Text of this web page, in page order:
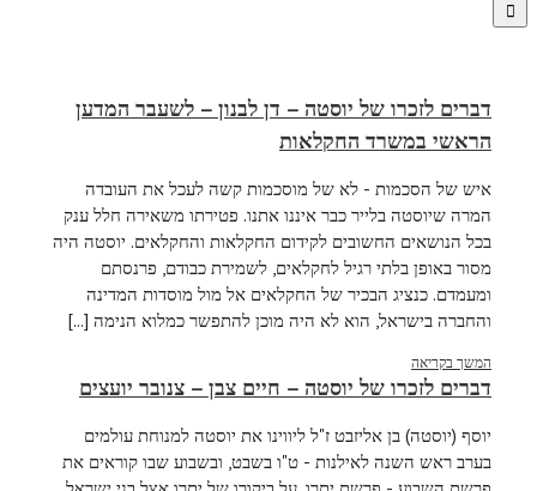
דברים לזכרו של יוסטה – דן לבנון – לשעבר המדען
הראשי במשרד החקלאות
איש של הסכמות - לא של מוסכמות קשה לעכל את העובדה
המרה שיוסטה בלייר כבר איננו אתנו. פטירתו משאירה חלל ענק
בכל הנושאים החשובים לקידום החקלאות והחקלאים. יוסטה היה
מסור באופן בלתי רגיל לחקלאים, לשמירת כבודם, פרנסתם
ומעמדם. כנציג הבכיר של החקלאים אל מול מוסדות המדינה
והחברה בישראל, הוא לא היה מוכן להתפשר כמלוא הנימה [...]
המשך בקריאה
דברים לזכרו של יוסטה – חיים צבן – צנובר יועצים
יוסף (יוסטה) בן אליזבט ז"ל ליווינו את יוסטה למנוחת עולמים
בערב ראש השנה לאילנות - ט"ו בשבט, ובשבוע שבו קוראים את